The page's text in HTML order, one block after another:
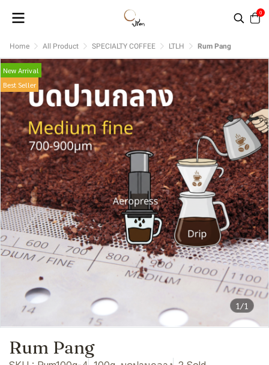
0
Home All Product SPECIALTY COFFEE LTLH Rum Pang
1/1
New Arrival
Best Seller
Rum Pang